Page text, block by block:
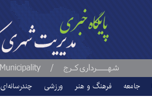
جامعه فرهنگ و هنر ورزشی چندرسانه‌ای